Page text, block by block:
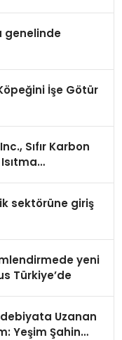
genelinde
İşe Götür
Sıfır Karbon
sektörüne giriş
yeni
Türkiye’de
Uzanan
Yeşim Şahin